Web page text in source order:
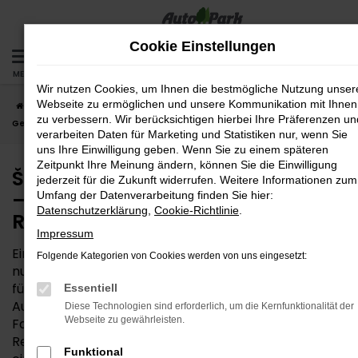
Zum
springen
MENÜ
Startseite Regensburg Škoda Škoda Octavia
Škoda Octavia
Gebrauchtwagen – die günstige Lösung für Regensburg
Škoda Octavia Gebrauchtwagen
– die günstige Lösung für
Regensburg
Ein Škoda Octavia Gebrauchtwagen ist weit mehr als
nur ein kostensparender Kompromiss. Wenn Sie sich
für dieses Modell entscheiden, erhalten Sie bei der
AutoPark GmbH ein komplett durchgechecktes
Fahrzeug in Bestform. Für Ihre Mobilität in
Regensburg eignet sich das Fahrzeug perfekt – den
Cookie Einstellungen
Wir nutzen Cookies, um Ihnen die bestmögliche Nutzung
Webseite zu ermöglichen und unsere Kommunikation mit Ihnen
zu verbessern. Wir berücksichtigen hierbei Ihre Präferenzen
verarbeiten Daten für Marketing und Statistiken nur, wenn Sie
uns Ihre Einwilligung geben. Wenn Sie zu einem späteren
Zeitpunkt Ihre Meinung ändern, können Sie die Einwilligung
jederzeit für die Zukunft widerrufen. Weitere Informationen zum
Umfang der Datenverarbeitung finden Sie hier:
Datenschutzerklärung Cookie-Richtlinie
Impressum
Folgende Kategorien von Cookies werden von uns eingesetzt:
Essentiell
Diese Technologien sind erforderlich, um die Kernfunktionalität der
Webseite zu gewährleisten.
Funktional